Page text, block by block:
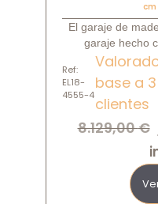
cm
El garaje de
garaje hecho
Ref:
EL18-
4555-4
base a 3
clientes
8.129,00€